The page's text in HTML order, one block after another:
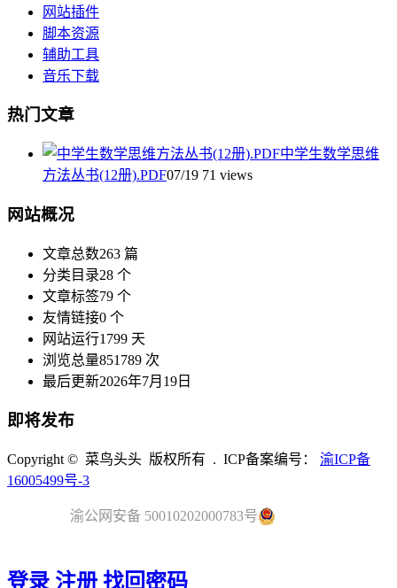
网站插件
脚本资源
辅助工具
音乐下载
热门文章
中学生数学思维
方法丛书(12册).PDF07/19 71 views
网站概况
文章总数263 篇
分类目录28 个
文章标签79 个
友情链接0 个
网站运行1799 天
浏览总量851789 次
最后更新2026年7月19日
即将发布
Copyright © 菜鸟头头 版权所有 . ICP备案编号： 渝ICP备
16005499号-3
渝公网安备 50010202000783号
登录 注册 找回密码